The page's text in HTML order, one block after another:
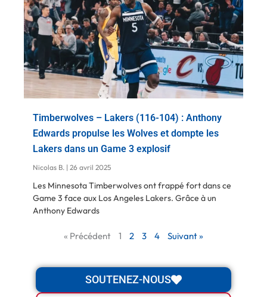
Timberwolves – Lakers (116-104) : Anthony
Edwards propulse les Wolves et dompte les
Lakers dans un Game 3 explosif
Nicolas B. 26 avril 2025
Les Minnesota Timberwolves ont frappé fort dans ce
Game 3 face aux Los Angeles Lakers. Grâce à un
Anthony Edwards
« Précédent 1 2 3 4 Suivant »
SOUTENEZ-NOUS